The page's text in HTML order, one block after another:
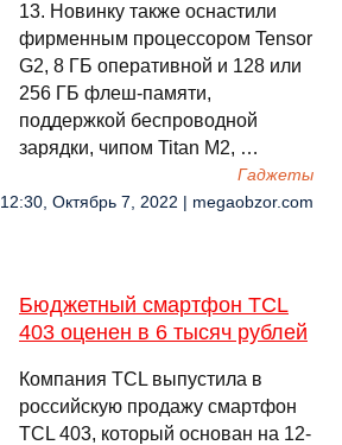
13. Новинку также оснастили
фирменным процессором Tensor
G2, 8 ГБ оперативной и 128 или
256 ГБ флеш-памяти,
поддержкой беспроводной
зарядки, чипом Titan M2, …
Гаджеты
12:30, Октябрь 7, 2022 | megaobzor.com
Бюджетный смартфон TCL
403 оценен в 6 тысяч рублей
Компания TCL выпустила в
российскую продажу смартфон
TCL 403, который основан на 12-